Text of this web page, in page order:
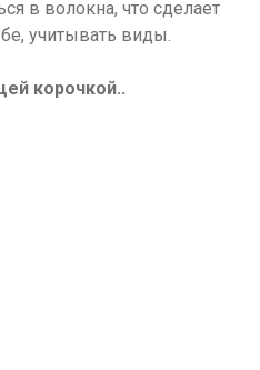
в волокна, что сделает
учитывать виды.
корочкой..